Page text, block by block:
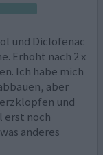
und Diclofenac
Erhöht nach 2 x
Ich habe mich
aber
und
erst noch
anderes